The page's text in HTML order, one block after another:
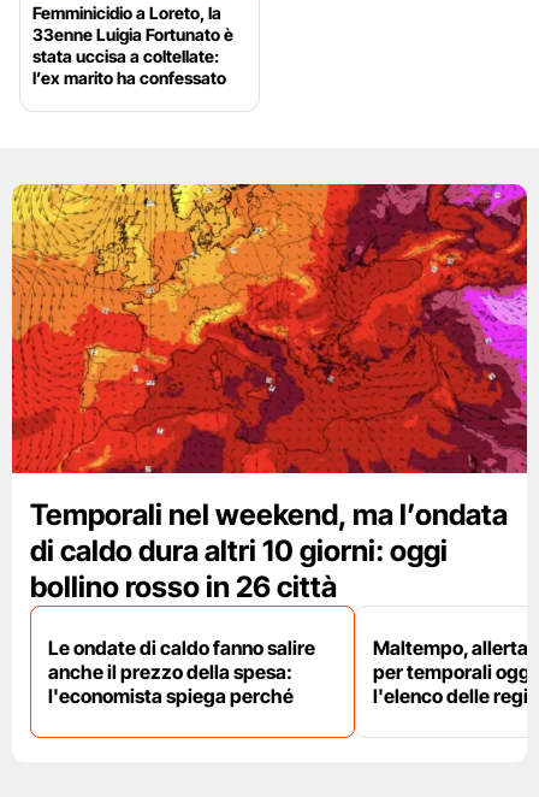
Femminicidio a Loreto, la
33enne Luigia Fortunato è
stata uccisa a coltellate:
l’ex marito ha confessato
Temporali nel weekend, ma l’ondata
di caldo dura altri 10 giorni: oggi
bollino rosso in 26 città
Le ondate di caldo fanno salire
anche il prezzo della spesa:
l'economista spiega perché
Maltempo, allerta
per temporali oggi
l'elenco delle